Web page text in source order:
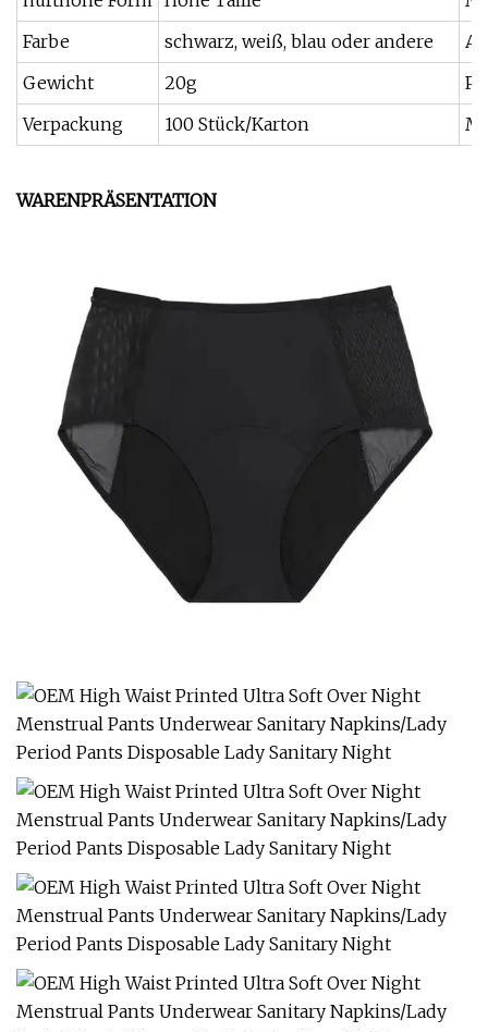
Farbe
schwarz, weiß, blau oder andere
Gewicht
20g
Verpackung
100 Stück/Karton
WARENPRÄSENTATION